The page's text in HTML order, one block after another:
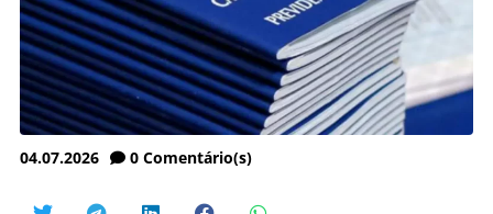
04.07.2026 0 Comentário(s)